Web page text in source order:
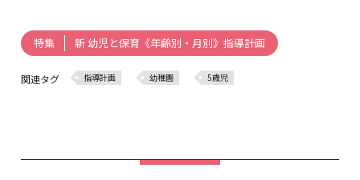
特集 新 幼児と保育《年齢別・月別》指導計画
関連タグ 指導計画 幼稚園 5歳児